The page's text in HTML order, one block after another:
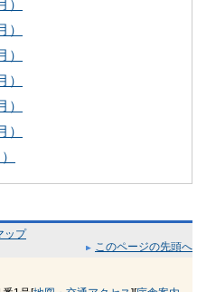
）
）
）
）
）
）
ップ
このページの先頭へ